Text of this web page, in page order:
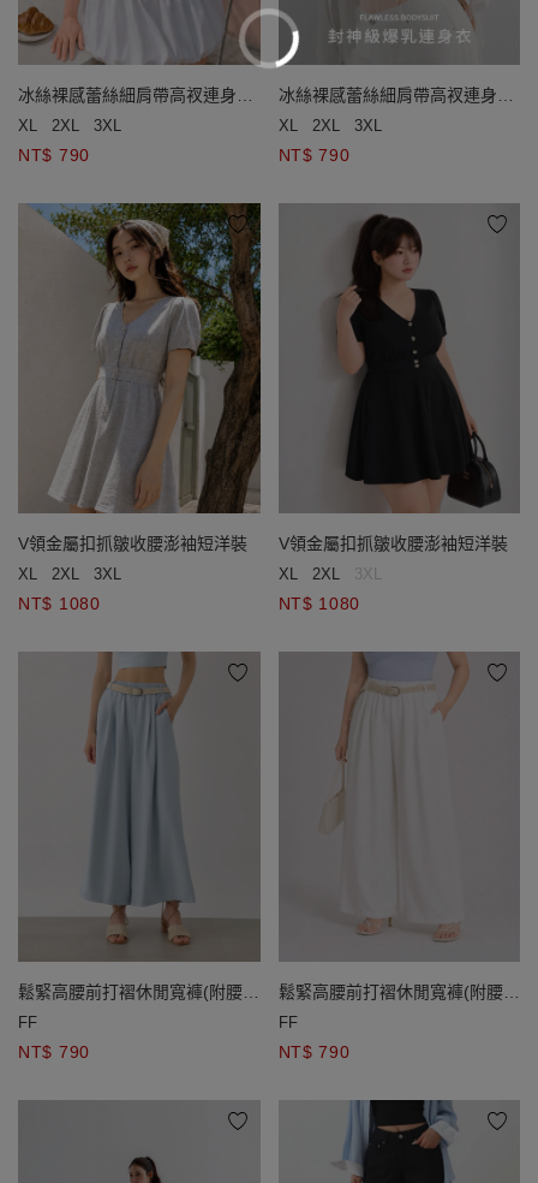
冰絲裸感蕾絲細肩帶高衩連身衣
(附胸墊)
XL 2XL 3XL
NT$ 790
冰絲裸感蕾絲細肩帶高衩連身衣
(附胸墊)
XL 2XL 3XL
NT$ 790
V領金屬扣抓皺收腰澎袖短洋裝
XL 2XL 3XL
NT$ 1080
V領金屬扣抓皺收腰澎袖短洋裝
XL 2XL 3XL
NT$ 1080
鬆緊高腰前打褶休閒寬褲(附腰
帶)
FF
NT$ 790
鬆緊高腰前打褶休閒寬褲(附腰
帶)
FF
NT$ 790